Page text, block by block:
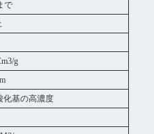
で
g
化基の高濃度